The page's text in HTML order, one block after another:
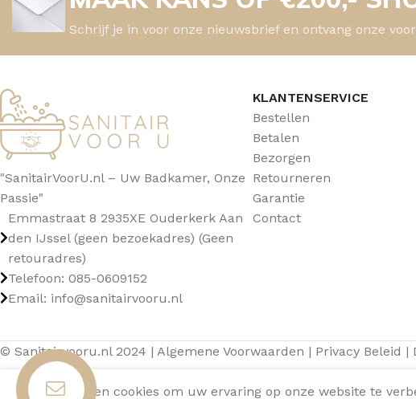
Schrijf je in voor onze nieuwsbrief en ontvang onze
"SanitairVoorU.nl – Uw Badkamer, Onze
Passie"
Emmastraat 8 2935XE Ouderkerk Aan
den IJssel (geen bezoekadres) (Geen
retouradres)
Telefoon: 085-0609152
Email: info@sanitairvooru.nl
KLANTENSERVICE
Bestellen
Betalen
Bezorgen
Retourneren
Garantie
Contact
© Sanitairvooru.nl 2024 | Algemene Voorwaarden | Privacy Beleid |
Wij gebruiken cookies om uw ervaring op onze website te